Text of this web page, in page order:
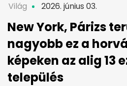
Világ 2026. június 03.
New York, Párizs
nagyobb ez a
képeken az alig 13
település